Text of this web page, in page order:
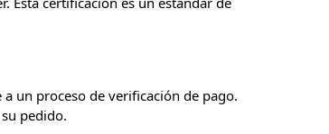
un proceso de verificación de pago.
pedido.